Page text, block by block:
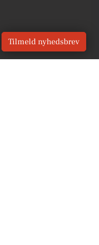
Tilmeld nyhedsbrev